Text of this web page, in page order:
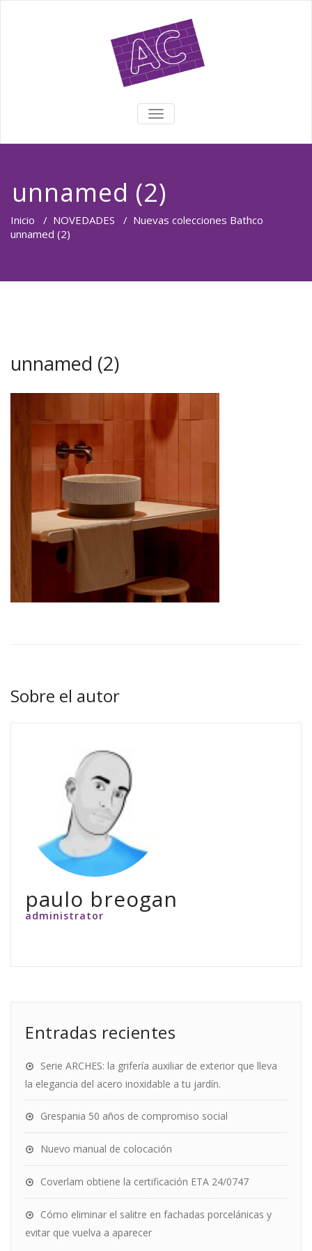
TOGGLE NAVIGATION
unnamed (2)
Inicio / NOVEDADES / Nuevas colecciones Bathco
unnamed (2)
unnamed (2)
Sobre el autor
paulo breogan
administrator
Entradas recientes
Serie ARCHES: la grifería auxiliar de exterior que lleva
la elegancia del acero inoxidable a tu jardín.
Grespania 50 años de compromiso social
Nuevo manual de colocación
Coverlam obtiene la certificación ETA 24/0747
Cómo eliminar el salitre en fachadas porcelánicas y
evitar que vuelva a aparecer